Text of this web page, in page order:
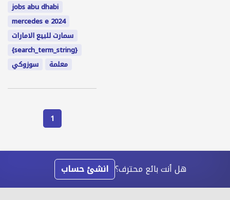
jobs abu dhabi
mercedes e 2024
سمارت للبيع الامارات
{search_term_string}
سوزوكي
معلمة
1
هل أنت بائع محترف؟ انشئ حساب